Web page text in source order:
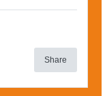
Share